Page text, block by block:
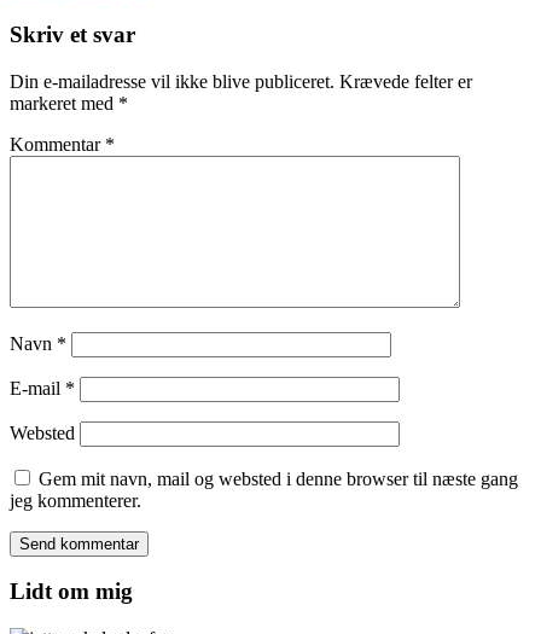
Skriv et svar
Din e-mailadresse vil ikke blive publiceret. Krævede felter er
markeret med *
Kommentar *
Navn *
E-mail *
Websted
Gem mit navn, mail og websted i denne browser til næste gang
jeg kommenterer.
Lidt om mig